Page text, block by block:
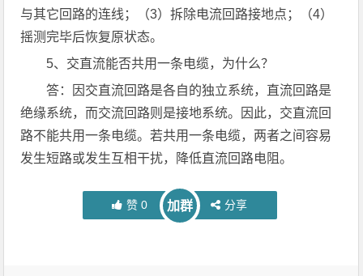
与其它回路的连线；（3）拆除电流回路接地点；（4）
摇测完毕后恢复原状态。
5、交直流能否共用一条电缆，为什么？
答：因交直流回路是各自的独立系统，直流回路是
绝缘系统，而交流回路则是接地系统。因此，交直流回
路不能共用一条电缆。若共用一条电缆，两者之间容易
发生短路或发生互相干扰，降低直流回路电阻。
赞 0 加群 分享